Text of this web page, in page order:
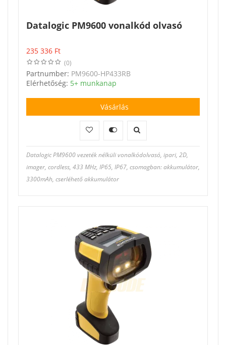
Datalogic PM9600 vonalkód olvasó
235 336 Ft
(0)
Partnumber: PM9600-HP433RB
Elérhetőség: 5+ munkanap
Vásárlás
Datalogic PM9600 vezeték nélküli vonalkódolvasó, ipari, 2D,
imager, cordless, 433 MHz, IP65, IP67, csomagban: akkumulátor,
3300mAh, cserléhető akkumulátor